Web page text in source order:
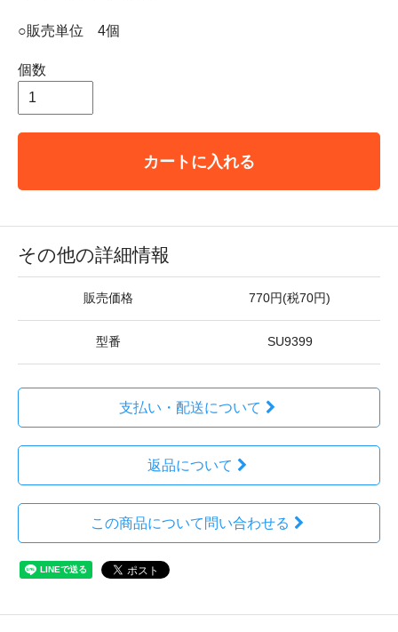
○販売単位 4個
個数
カートに入れる
その他の詳細情報
販売価格 770円(税70円)
型番 SU9399
支払い・配送について
返品について
この商品について問い合わせる